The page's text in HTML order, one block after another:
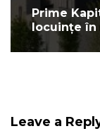
Prime
locuințe
Leave a